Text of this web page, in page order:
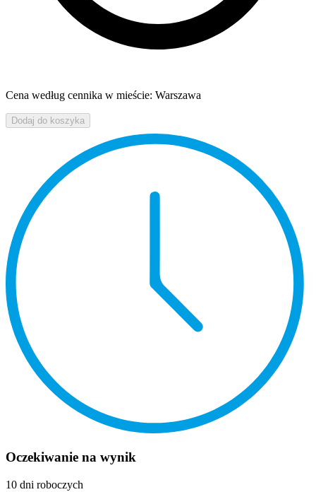
Cena według cennika w mieście: Warszawa
Dodaj do koszyka
Oczekiwanie na wynik
10 dni roboczych